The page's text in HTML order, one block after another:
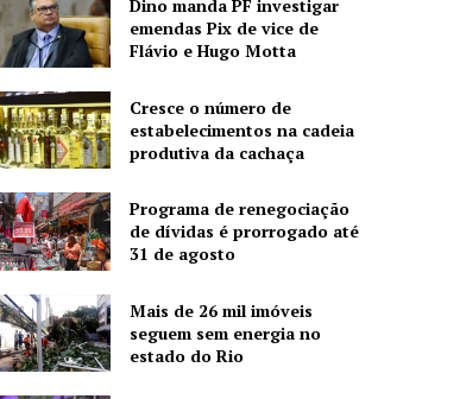
Dino manda PF investigar
emendas Pix de vice de
Flávio e Hugo Motta
Cresce o número de
estabelecimentos na cadeia
produtiva da cachaça
Programa de renegociação
de dívidas é prorrogado até
31 de agosto
Mais de 26 mil imóveis
seguem sem energia no
estado do Rio